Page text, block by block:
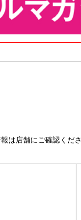
は店舗にご確認くださ